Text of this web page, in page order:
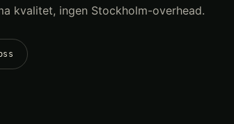
kvalitet, ingen Stockholm-overhead.